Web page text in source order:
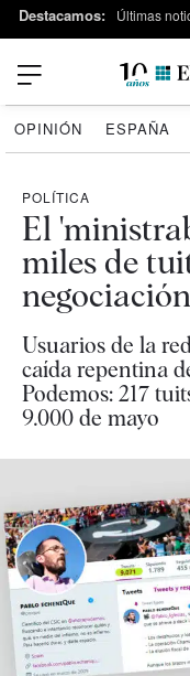
Destacamos: Últimas
OPINIÓN ESPAÑA
POLÍTICA
El
miles de
Usuarios de la
caída repentina
Podemos: 217
9.000 de mayo